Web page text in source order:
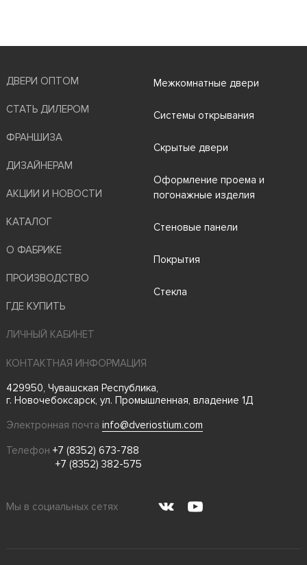
ДВЕРИ ОПТОМ
СТАТЬ ДИЛЕРОМ
ФРАНШИЗА
ДИЗАЙНЕРАМ
АКЦИИ И НОВОСТИ
КАТАЛОГ
О ФАБРИКЕ
ПРОИЗВОДСТВО
ГДЕ КУПИТЬ
Межкомнатные двери
Системы открывания
Скрытые двери
Оформление проема и
погонажные изделия
Стеновые панели
Покрытия
Стекла
ЛИЧНЫЙ КАБИНЕТ
КОНТАКТНАЯ ИНФОРМАЦИЯ
429950, Чувашская Республика,
г. Новочебоксарск, ул. Промышленная, владение 1Д
Электронная почта info@dveriostium.com
Телефон +7 (8352) 673-788
+7 (8352) 382-575
Мы в социальных сетях